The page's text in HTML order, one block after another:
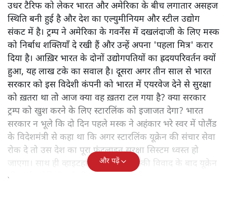
उधर टैरिफ को लेकर भारत और अमेरिका के बीच लगातार असहज
स्थिति बनी हुई है और देश का एल्युमीनियम और स्टील उद्योग
संकट में है। ट्रम्प ने अमेरिका के गवर्नेंस में दखलंदाजी के लिए मस्क
को निर्बाध शक्तियाँ दे रखी हैं और उन्हें अपना 'पहला मित्र' करार
दिया है। आख़िर भारत के दोनों उद्योगपतियों का ह्रदयपरिवर्तन क्यों
हुआ, यह लाख टके का सवाल है। दूसरा अगर तीन साल से भारत
सरकार को इस विदेशी कंपनी को भारत में एयरवेज देने से सुरक्षा
को ख़तरा था तो आज क्या वह ख़तरा टल गया है? क्या सरकार
ट्रम्प को खुश करने के लिए स्टारलिंक को इजाजत देगा? भारत
सरकार न भूले कि दो दिन पहले मस्क ने अहंकार भरे स्वर में पोलैंड
के विदेशमंत्री से कहा था कि अगर स्टारलिंक यूक्रेन की संचार सेवा
रोक दे तो उस देश का पूरा फ्रंटलाइन सुरक्षा सिस्टम ध्वस्त हो
जाएगा। साथ ही व्हाइटहाउस में ट्रम्प-जेलेंस्की विवाद के बाद यूक्रेन
की सभी इंटेलिजेंस शेयरिंग रोक दी गयी थी।
और पढ़ें